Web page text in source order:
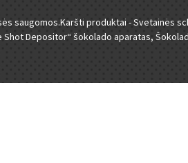
saugomos.Karšti produktai -Svetainės
Shot Depositor“ šokolado aparatas,